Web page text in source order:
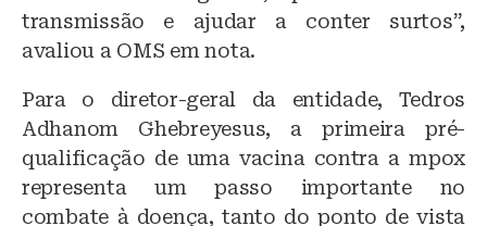
transmissão e ajudar a conter surtos”,
avaliou a OMS em nota.
Para o diretor-geral da entidade, Tedros
Adhanom Ghebreyesus, a primeira pré-
qualificação de uma vacina contra a mpox
representa um passo importante no
combate à doença, tanto do ponto de vista